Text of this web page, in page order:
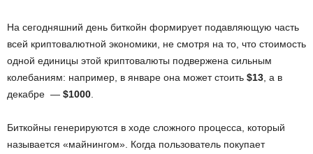
На сегодняшний день биткойн формирует подавляющую часть
всей криптовалютной экономики, не смотря на то, что стоимость
одной единицы этой криптовалюты подвержена сильным
колебаниям: например, в январе она может стоить $13 , а в
декабре — $1000
Биткойны генерируются в ходе сложного процесса, который
называется «майнингом». Когда пользователь покупает